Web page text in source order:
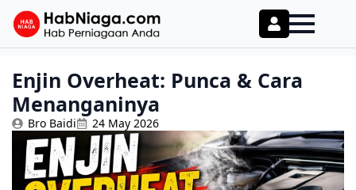
Enjin Overheat: Punca & Cara
Menanganinya
Bro Baidi 24 May 2026